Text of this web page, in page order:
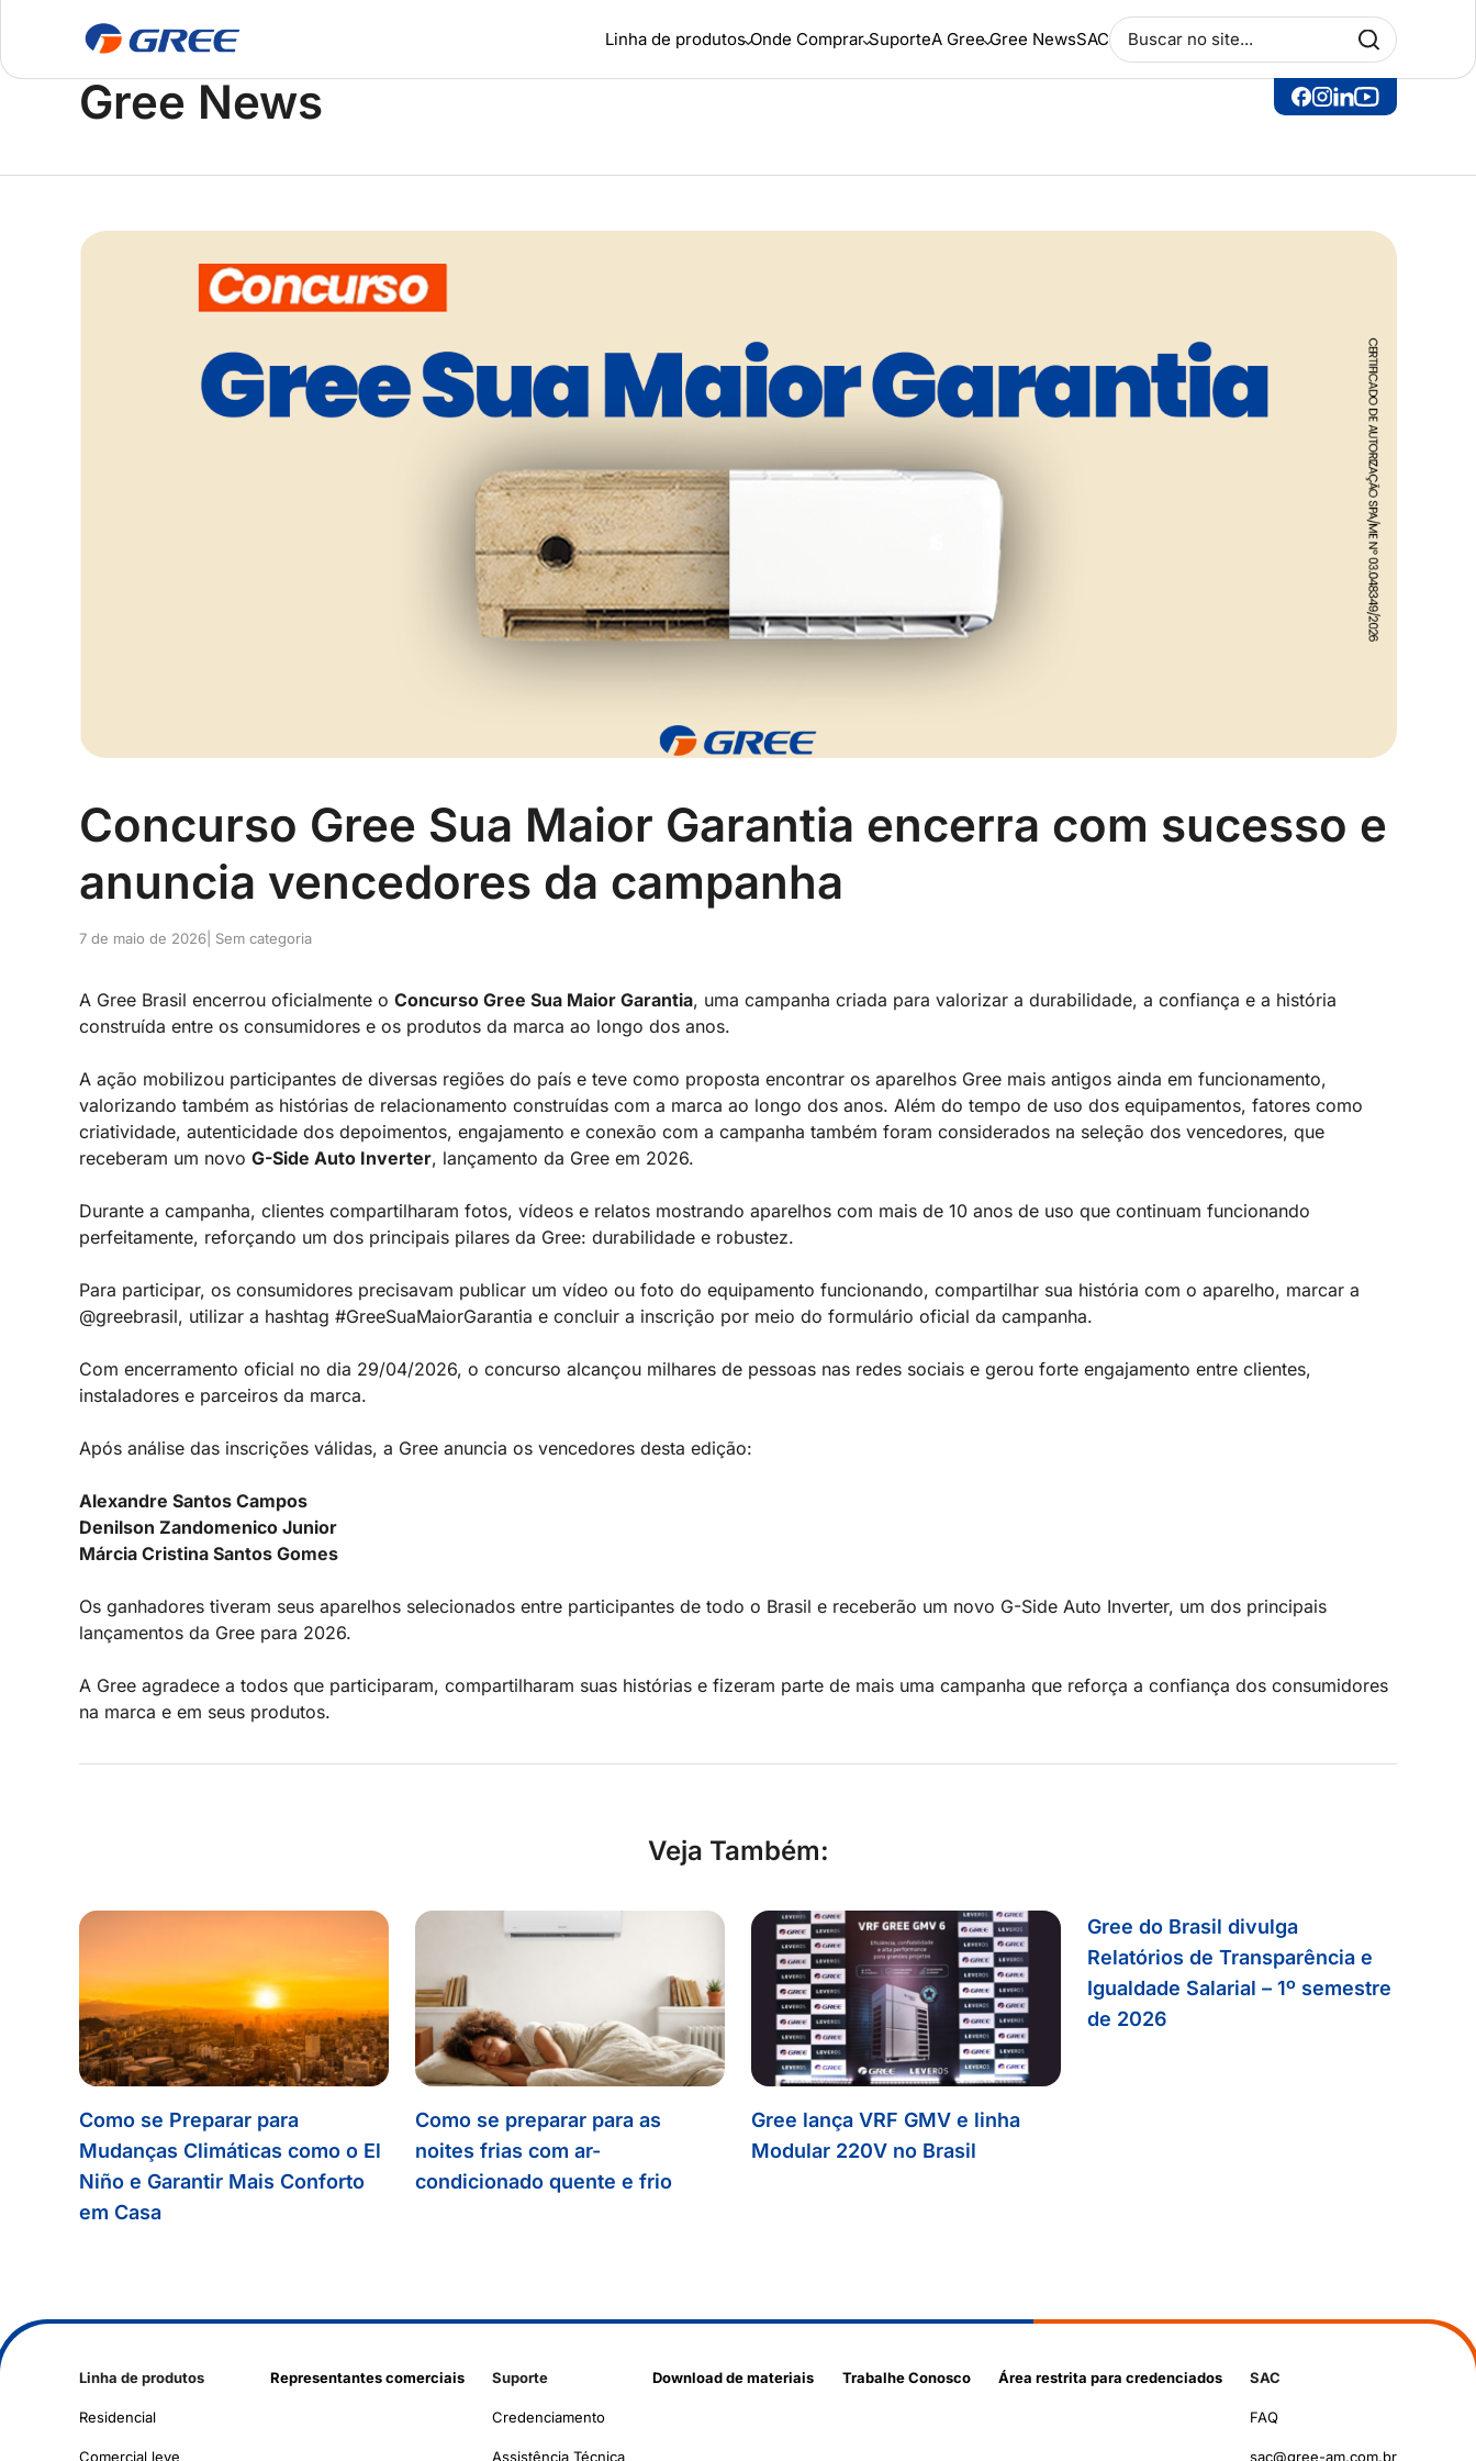
Linha de produtos Onde Comprar SuporteA Gree Gree NewsSAC
Home Gree News
Gree News
Concurso Gree Sua Maior Garantia encerra com sucesso e
anuncia vencedores da campanha
7 de maio de 2026 | Sem categoria
A Gree Brasil encerrou oficialmente o Concurso Gree Sua Maior Garantia, uma campanha criada para valorizar a durabilidade, a confiança e a história
construída entre os consumidores e os produtos da marca ao longo dos anos.
A ação mobilizou participantes de diversas regiões do país e teve como proposta encontrar os aparelhos Gree mais antigos ainda em funcionamento,
valorizando também as histórias de relacionamento construídas com a marca ao longo dos anos. Além do tempo de uso dos equipamentos, fatores como
criatividade, autenticidade dos depoimentos, engajamento e conexão com a campanha também foram considerados na seleção dos vencedores, que
receberam um novo G-Side Auto Inverter, lançamento da Gree em 2026.
Durante a campanha, clientes compartilharam fotos, vídeos e relatos mostrando aparelhos com mais de 10 anos de uso que continuam funcionando
perfeitamente, reforçando um dos principais pilares da Gree: durabilidade e robustez.
Para participar, os consumidores precisavam publicar um vídeo ou foto do equipamento funcionando, compartilhar sua história com o aparelho, marcar a
@greebrasil, utilizar a hashtag #GreeSuaMaiorGarantia e concluir a inscrição por meio do formulário oficial da campanha.
Com encerramento oficial no dia 29/04/2026, o concurso alcançou milhares de pessoas nas redes sociais e gerou forte engajamento entre clientes,
instaladores e parceiros da marca.
Após análise das inscrições válidas, a Gree anuncia os vencedores desta edição:
Alexandre Santos Campos
Denilson Zandomenico Junior
Márcia Cristina Santos Gomes
Os ganhadores tiveram seus aparelhos selecionados entre participantes de todo o Brasil e receberão um novo G-Side Auto Inverter, um dos principais
lançamentos da Gree para 2026.
A Gree agradece a todos que participaram, compartilharam suas histórias e fizeram parte de mais uma campanha que reforça a confiança dos consumidores
na marca e em seus produtos.
Veja Também:
Como se Preparar para
Mudanças Climáticas como o El
Niño e Garantir Mais Conforto
em Casa
Como se preparar para as
noites frias com ar-
condicionado quente e frio
Gree lança VRF GMV e linha
Modular 220V no Brasil
Gree do Brasil divulga
Relatórios de Transparência e
Igualdade Salarial – 1º semestre
de 2026
Linha de produtos
Residencial
Comercial leve
Representantes comerciais Suporte
Credenciamento
Assistência Técnica
Download de materiais Trabalhe Conosco Área restrita para credenciados SAC
FAQ
sac@gree-am.com.br